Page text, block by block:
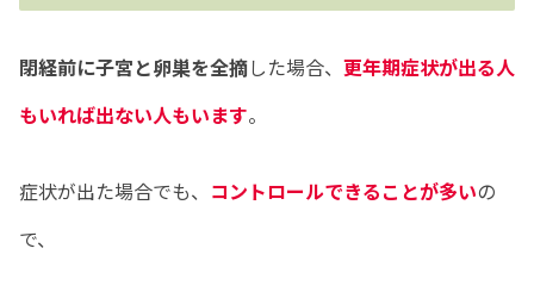
閉経前に子宮と卵巣を全摘した場合、 更年期症状が出る人
もいれば出ない人もいます。
症状が出た場合でも、 コントロールできることが多いの
で、